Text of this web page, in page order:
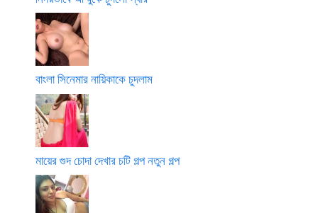
বাংলা সিনেমার নায়িকাকে চুদলাম
মায়ের গুদ চোদা দেখার চটি গল্প নতুন গল্প